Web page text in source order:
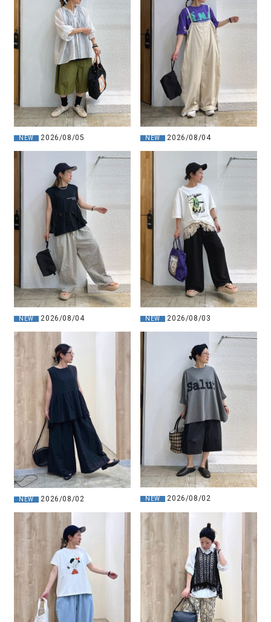
NEW 2026/08/05 NEW 2026/08/04
NEW 2026/08/04 NEW 2026/08/03
NEW 2026/08/02 NEW 2026/08/02